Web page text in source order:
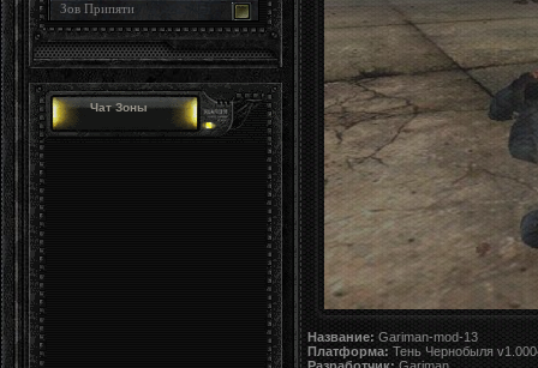
Зов Припяти
Чат Зоны
Название: Gariman-mod-13
Платформа: Тень Чернобыля